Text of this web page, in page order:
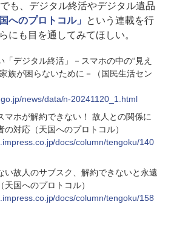
も、デジタル終活やデジタル遺品
国へのプロトコル」
という連載を行
にも目を通してみてほしい。
デジタル終活」－スマホの中の“見え
族が困らないために－（国民生活セン
news/data/n-20241120_1.html
マホが解約できない！ 故人との関係に
の対応（天国へのプロトコル）
docs/column/tengoku/140
い故人のサブスク、解約できないと永遠
国へのプロトコル）
docs/column/tengoku/158